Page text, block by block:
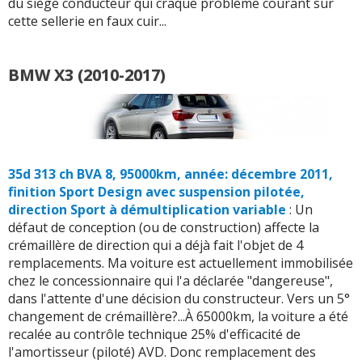
cette sellerie en faux cuir...
BMW X3 (2010-2017)
35d 313 ch BVA 8, 95000km, année: décembre 2011,
finition Sport Design avec suspension pilotée,
direction Sport à démultiplication variable : Un
défaut de conception (ou de construction) affecte la
crémaillère de direction qui a déjà fait l'objet de 4
remplacements. Ma voiture est actuellement immobilisée
chez le concessionnaire qui l'a déclarée "dangereuse",
dans l'attente d'une décision du constructeur. Vers un 5°
changement de crémaillère?...À 65000km, la voiture a été
recalée au contrôle technique 25% d'efficacité de
l'amortisseur (piloté) AVD. Donc remplacement des